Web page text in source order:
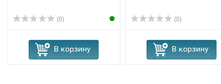
(0)
В корзину
(0)
В корзину